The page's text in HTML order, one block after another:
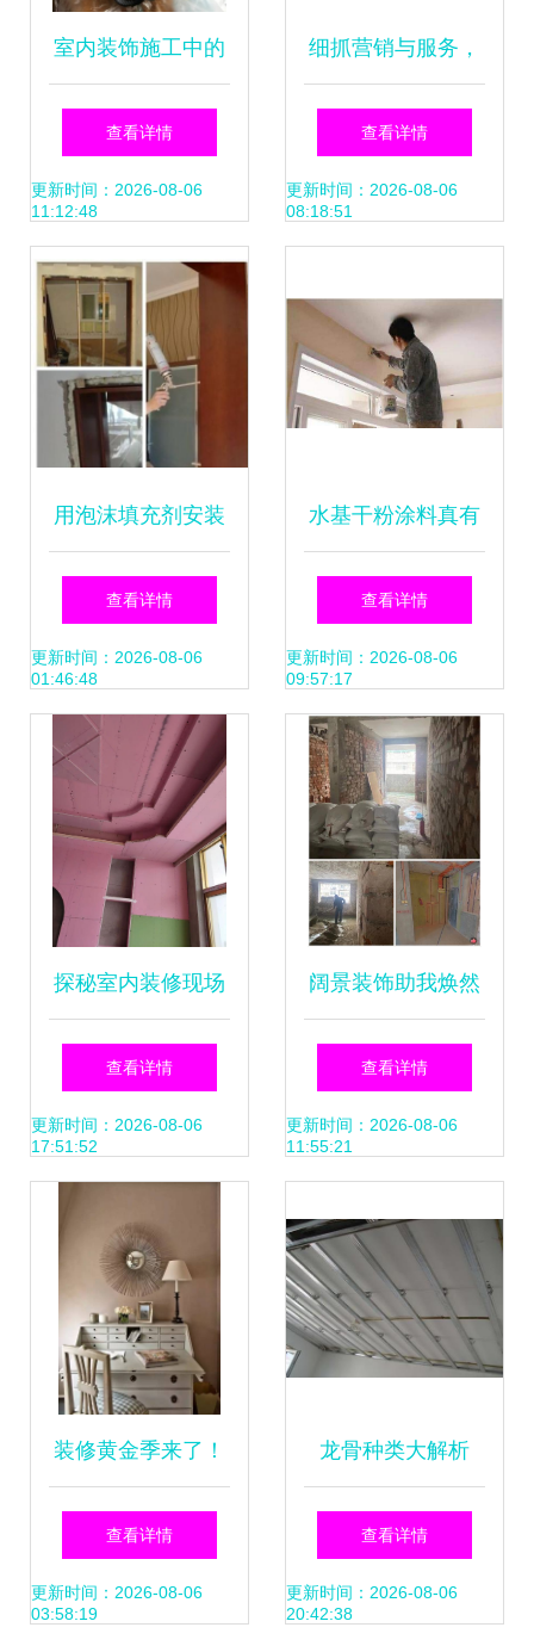
室内装饰施工中的
劳保安保 江油市与
北川羌族自治县实
践探讨
查看详情
更新时间：2026-08-06
11:12:48
细抓营销与服务，
打响路易诗兰品牌
——衡阳代理商彭
查看详情
更新时间：2026-08-06
08:18:51
用泡沫填充剂安装
的套装门,时间长了
会不会松动?
查看详情
更新时间：2026-08-06
01:46:48
水基干粉涂料真有
这么好吗？室内装
饰施工深度解析
查看详情
更新时间：2026-08-06
09:57:17
探秘室内装修现场
从毛坯到精致的每
一步
查看详情
更新时间：2026-08-06
17:51:52
阔景装饰助我焕然
一新的室内空间体
验
查看详情
更新时间：2026-08-06
11:55:21
装修黄金季来了！
秋季装修你一定要
知道这些！
查看详情
更新时间：2026-08-06
03:58:19
龙骨种类大解析
查看详情
更新时间：2026-08-06
20:42:38